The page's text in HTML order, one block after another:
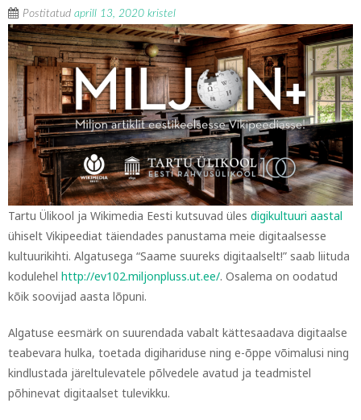
Postitatud aprill 13, 2020 kristel
Tartu Ülikool ja Wikimedia Eesti kutsuvad üles digikultuuri aastal
ühiselt Vikipeediat täiendades panustama meie digitaalsesse
kultuurikihti. Algatusega “Saame suureks digitaalselt!” saab liituda
kodulehel http://ev102.miljonpluss.ut.ee/. Osalema on oodatud
kõik soovijad aasta lõpuni.
Algatuse eesmärk on suurendada vabalt kättesaadava digitaalse
teabevara hulka, toetada digihariduse ning e-õppe võimalusi ning
kindlustada järeltulevatele põlvedele avatud ja teadmistel
põhinevat digitaalset tulevikku.